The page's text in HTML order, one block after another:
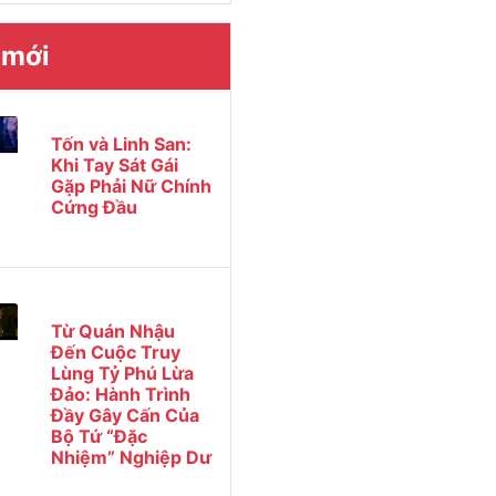
Tốn và Linh San:
Khi Tay Sát Gái
Gặp Phải Nữ Chính
Cứng Đầu
Từ Quán Nhậu
Đến Cuộc Truy
Lùng Tỷ Phú Lừa
Đảo: Hành Trình
Đầy Gây Cấn Của
Bộ Tứ “Đặc
Nhiệm” Nghiệp Dư